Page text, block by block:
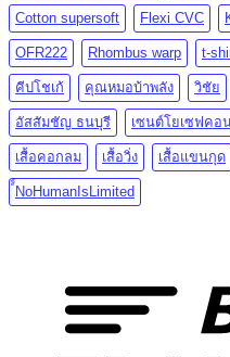
Cotton supersoft Flexi CVC
OFR222 Rhombus warp t-
คีปโชเก้ คุณหมอบ้าพลัง วิชัย
อัสสัมชัญ ธนบุรี เซนต์โยเซฟคอ
เสื้อคอกลม เสื้อวิ่ง เสื้อแขนกุด
์์NoHumanIsLimited